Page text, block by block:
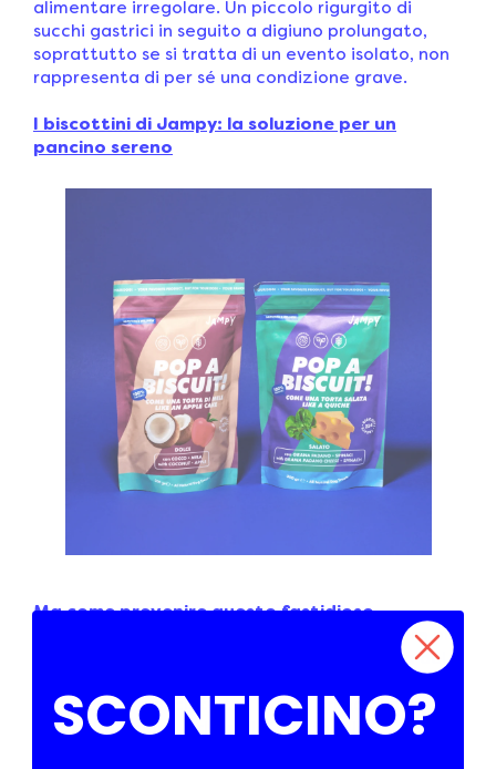
alimentare irregolare. Un piccolo rigurgito di
succhi gastrici in seguito a digiuno prolungato,
soprattutto se si tratta di un evento isolato, non
rappresenta di per sé una condizione grave.
I biscottini di Jampy: la soluzione per un
pancino sereno
Ma come prevenire questo fastidioso
La soluzione potrebbe essere più
semplice di quanto pensi! Inserisci nella dieta del
Una piccola manciata tra i pasti, prima di andare
a dormire e dopo il risveglio, può fare la
SCONTICINO?